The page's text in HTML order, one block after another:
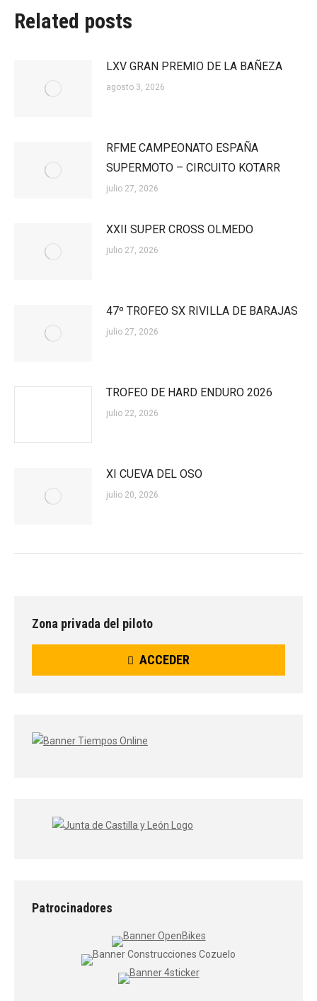
Related posts
LXV GRAN PREMIO DE LA BAÑEZA
agosto 3, 2026
RFME CAMPEONATO ESPAÑA
SUPERMOTO – CIRCUITO KOTARR
julio 27, 2026
XXII SUPER CROSS OLMEDO
julio 27, 2026
47º TROFEO SX RIVILLA DE BARAJAS
julio 27, 2026
TROFEO DE HARD ENDURO 2026
julio 22, 2026
XI CUEVA DEL OSO
julio 20, 2026
Zona privada del piloto
ACCEDER
Patrocinadores